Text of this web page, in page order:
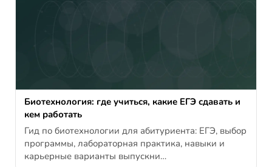
Биотехнология: где учиться, какие ЕГЭ сдавать и
кем работать
Гид по биотехнологии для абитуриента: ЕГЭ, выбор
программы, лабораторная практика, навыки и
карьерные варианты выпускни…